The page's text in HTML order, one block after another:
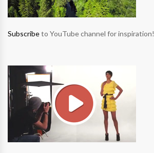
Subscribeto YouTube channel for inspiration!